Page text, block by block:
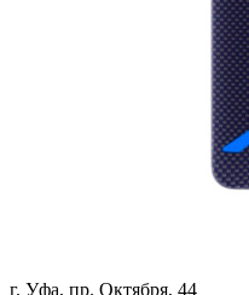
г. Уфа, пр. Октября, 44